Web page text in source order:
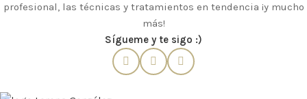
profesional, las técnicas y tratamientos en tendencia ¡y mucho
más!
Sígueme y te sigo :)